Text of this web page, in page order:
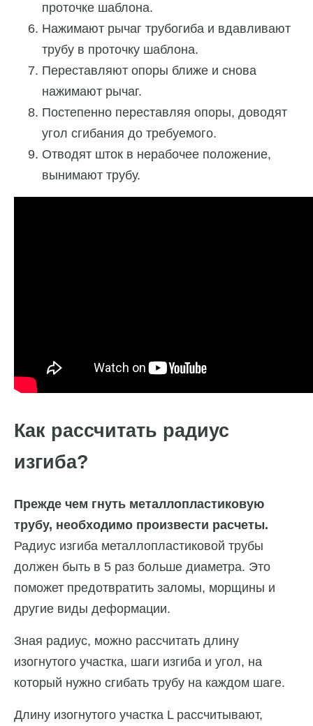
проточке шаблона.
Нажимают рычаг трубогиба и вдавливают
трубу в проточку шаблона.
Переставляют опоры ближе и снова
нажимают рычаг.
Постепенно переставляя опоры, доводят
угол сгибания до требуемого.
Отводят шток в нерабочее положение,
вынимают трубу.
Как рассчитать радиус
изгиба?
Прежде чем гнуть металлопластиковую
трубу, необходимо произвести расчеты.
Радиус изгиба металлопластиковой трубы
должен быть в 5 раз больше диаметра. Это
поможет предотвратить заломы, морщины и
другие виды деформации.
Зная радиус, можно рассчитать длину
изогнутого участка, шаги изгиба и угол, на
который нужно сгибать трубу на каждом шаге.
Длину изогнутого участка L рассчитывают,